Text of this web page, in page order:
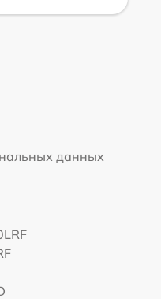
данных